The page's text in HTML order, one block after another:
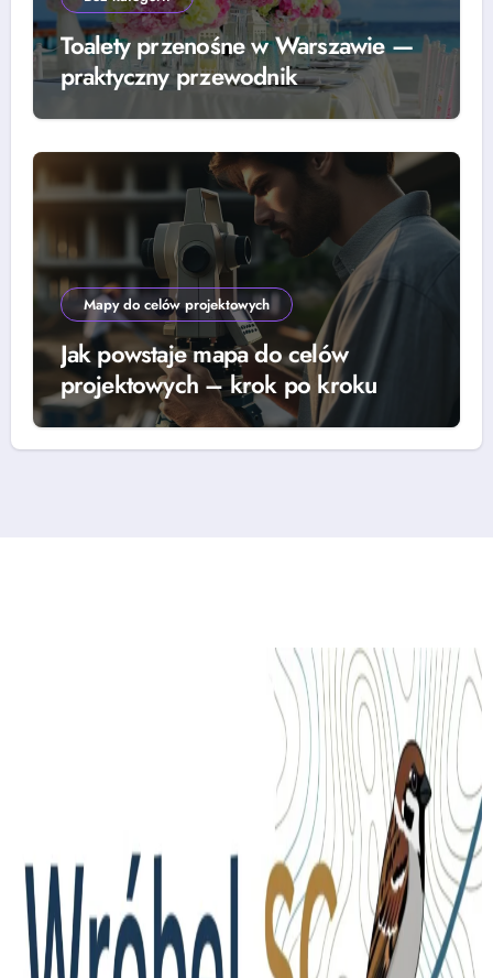
Toalety przenośne w Warszawie —
praktyczny przewodnik
Mapy do celów projektowych
Jak powstaje mapa do celów
projektowych – krok po kroku